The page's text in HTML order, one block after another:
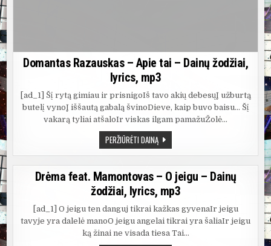
Domantas Razauskas – Apie tai – Dainų žodžiai,
lyrics, mp3
[ad_1] Šį rytą gimiau ir prisnigoIš tavo akių debesųĮ užburtą
butelį vynoĮ iššautą gabalą švinoDieve, kaip buvo baisu… Šį
vakarą tyliai atšaloIr viskas ilgam pamažuŽolė…
PERŽIŪRĖTI DAINĄDOMANTAS
RAZAUSKAS
–
APIE
TAI
–
DAINŲ
ŽODŽIAI,
MP3
Drėma feat. Mamontovas – O jeigu – Dainų
žodžiai, lyrics, mp3
[ad_1] O jeigu ten danguj tikrai kažkas gyvenaIr jeigu
tavyje yra dalelė manoO jeigu angelai tikrai yra šaliaIr jeigu
ką žinai ne visada tiesa Tai…